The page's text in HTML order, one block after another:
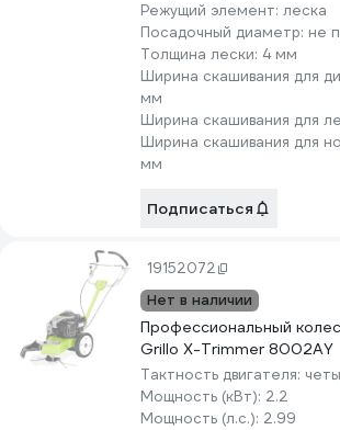
Режущий элемент: леска
Посадочный диаметр: не
Толщина лески: 4 мм
Ширина скашивания для
мм
Ширина скашивания для
Ширина скашивания для
мм
Подписаться
19152072
Нет в наличии
Профессиональный
Grillo X-Trimmer 8002AY
Тактность двигателя:
Мощность (кВт): 2.2
Мощность (л.с.): 2.99